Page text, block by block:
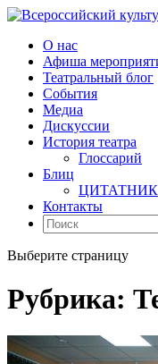
О нас
Афиша
Театральный блог
События
Медиа
Дискуссии
История театра
Глоссарий
Блиц
ЦИТАТНИК
Контакты
Выберите страницу
Рубрика: